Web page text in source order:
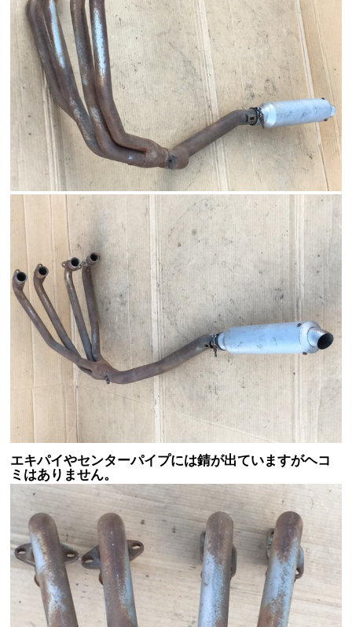
エキパイやセンターパイプには錆が出ていますがヘコ
ミはありません。